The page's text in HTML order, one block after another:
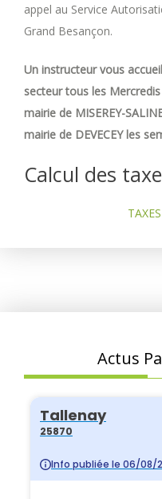
appel au Service
Grand Besançon.
Un instructeur vous
secteur tous les
mairie de MISEREY-
mairie de DEVECEY les
Calcul des
Actus